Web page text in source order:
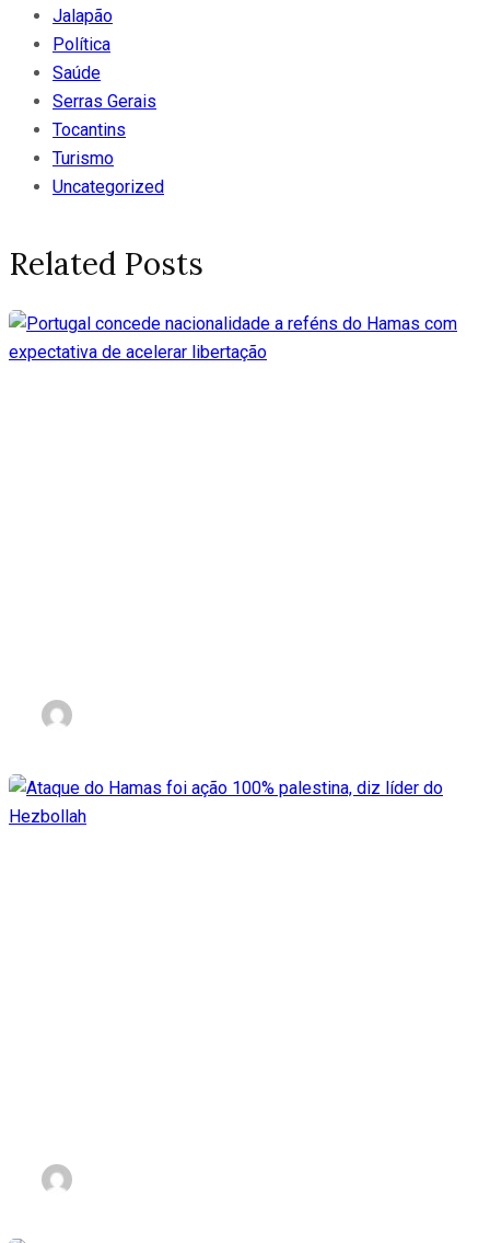
Jalapão
Política
Saúde
Serras Gerais
Tocantins
Turismo
Uncategorized
Related Posts